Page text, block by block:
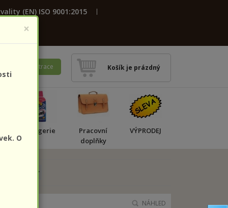
(EN) ISO 9001:2015
Registrace Košík je prázdný
Drogerie
Pracovní
doplňky
VÝPRODEJ
NÁHLED
×
O